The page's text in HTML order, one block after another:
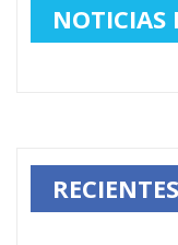
NOTICIAS
RECIENTES